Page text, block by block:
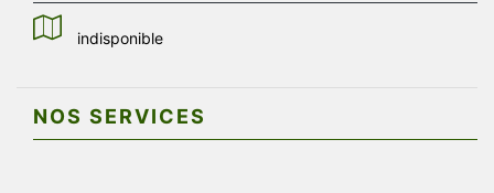
indisponible
NOS SERVICES